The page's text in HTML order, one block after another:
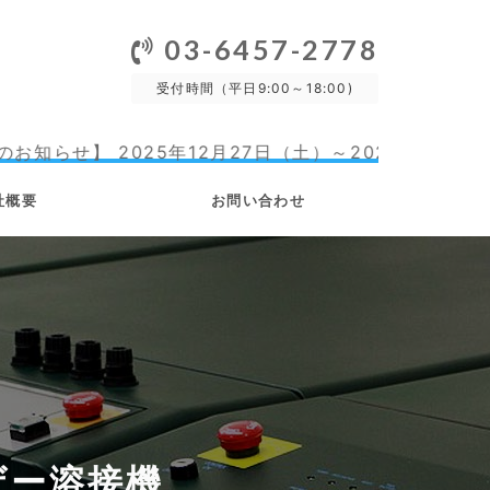
03-6457-2778
受付時間（平日9:00～18:00)
年12月27日（土）～2023年1月4日（日）
概要 お問い合わせ